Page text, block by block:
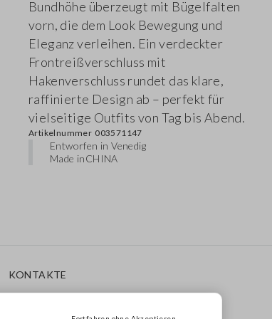
Bundhöhe überzeugt mit Bügelfalten
vorn, die dem Look Bewegung und
Eleganz verleihen. Ein verdeckter
Frontreißverschluss mit
Hakenverschluss rundet das klare,
raffinierte Design ab – perfekt für
vielseitige Outfits von Tag bis Abend.
Artikelnummer 003571147
Entworfen in Venedig
Made inCHINA
KONTAKTE
Rufen Sie Uns An: 041